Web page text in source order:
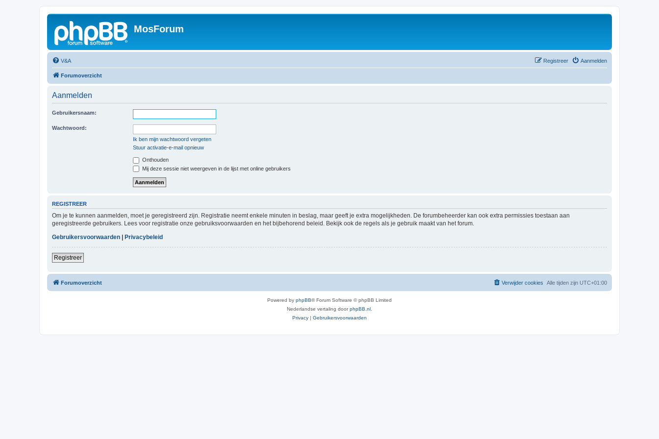
MosForum
V&A Aanmelden
Registreer
Forumoverzicht
Aanmelden
Gebruikersnaam:
Wachtwoord:
Ik ben mijn wachtwoord vergeten
Stuur activatie-e-mail opnieuw
Onthouden
Mij deze sessie niet weergeven in de lijst met online gebruikers
REGISTREER
Om je te kunnen aanmelden, moet je geregistreerd zijn. Registratie neemt enkele minuten in beslag, maar geeft je extra mogelijkheden. De forumbeheerder kan ook extra permissies toestaan aan
geregistreerde gebruikers. Lees voor registratie onze gebruiksvoorwaarden en het bijbehorend beleid. Bekijk ook de regels als je gebruik maakt van het forum.
Gebruikersvoorwaarden | Privacybeleid
Registreer
Forumoverzicht Alle tijden zijn UTC+01:00
Verwijder cookies
Powered by phpBB® Forum Software © phpBB Limited
Nederlandse vertaling doorphpBB.nl
Privacy | Gebruikersvoorwaarden